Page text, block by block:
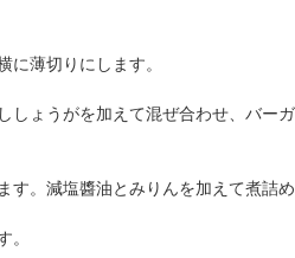
薄切りにします。
ょうがを加えて混ぜ合わせ、バー
。減塩醬油とみりんを加えて煮詰め
。